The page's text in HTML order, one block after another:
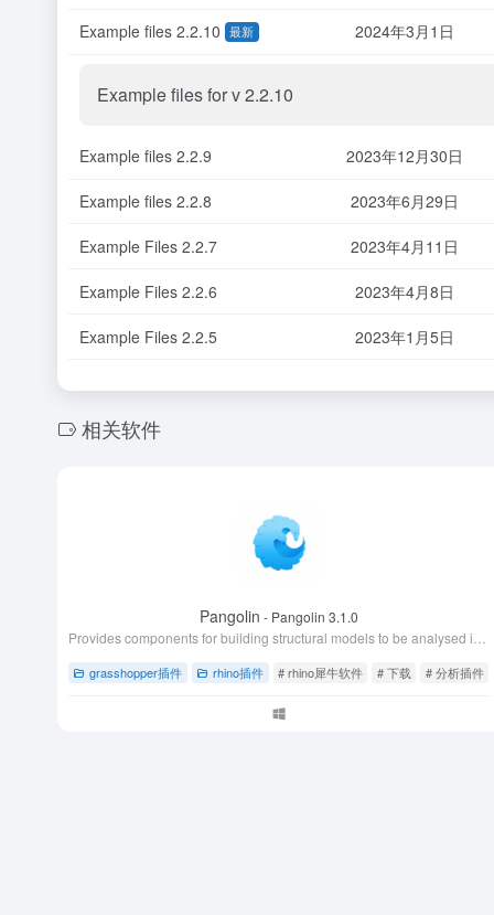
Example files 2.2.10 最新 2024年3月1日
Example files for v 2.2.10
Example files 2.2.9 2023年12月30日
Example files 2.2.8 2023年6月29日
Example Files 2.2.7 2023年4月11日
Example Files 2.2.6 2023年4月8日
Example Files 2.2.5 2023年1月5日
相关软件
Pangolin - Pangolin 3.1.0
grasshopper插件 rhino插件 # rhino犀牛软件 # 下载 # 分析插件